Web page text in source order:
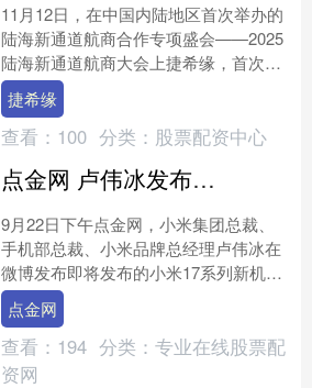
11月12日，在中国内陆地区首次举办的
陆海新通道航商合作专项盛会——2025
陆海新通道航商大会上捷希缘，首次发
布了《陆海新通道合作机会清单》。 \n
陆海新通道....
捷希缘
查看： 100 分类： 股票配资中心
点金网 卢伟冰发布小米17系列新机上手展示：全系直屏+超椭圆曲线大R角设计
9月22日下午点金网，小米集团总裁、
手机部总裁、小米品牌总经理卢伟冰在
微博发布即将发布的小米17系列新机上
手视频，向大家介绍小米17系列的外观
和特性。卢伟冰写道....
点金网
查看： 194 分类： 专业在线股票配
资网